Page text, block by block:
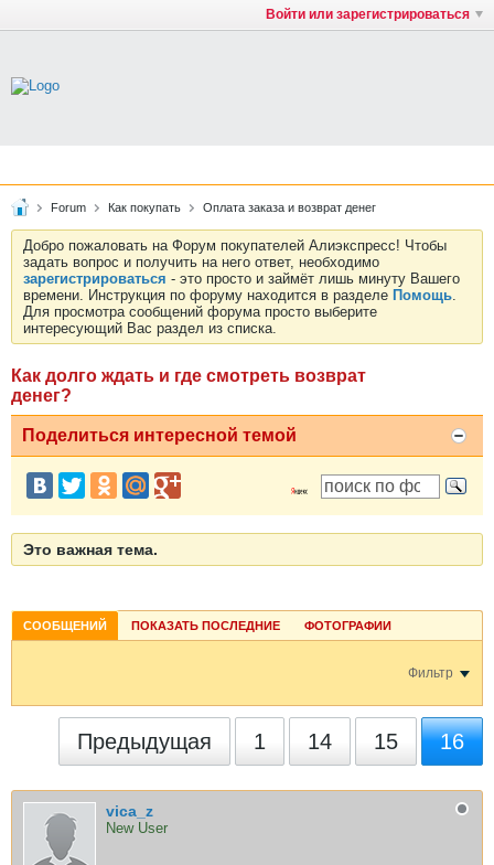
Войти или зарегистрироваться
Forum Как покупать Оплата заказа и возврат денег
Добро пожаловать на Форум покупателей Алиэкспресс! Чтобы
задать вопрос и получить на него ответ, необходимо
зарегистрироваться - это просто и займёт лишь минуту Вашего
времени. Инструкция по форуму находится в разделе Помощь.
Для просмотра сообщений форума просто выберите
интересующий Вас раздел из списка.
Как долго ждать и где смотреть возврат
денег?
Поделиться интересной темой
Это важная тема.
СООБЩЕНИЙ ПОКАЗАТЬ ПОСЛЕДНИЕ ФОТОГРАФИИ
Фильтр
Предыдущая 1 14 15 16
vica_z
New User